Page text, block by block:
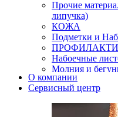
Прочие
липучка)
КОЖА
Подметки и
Набоечные
Молния и
Нитки,иглы-
Уход и
Кнопки
Пряжки для
О компании
Сервисный центр